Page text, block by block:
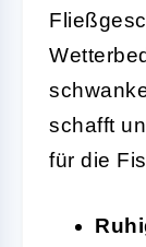
schafft
für die